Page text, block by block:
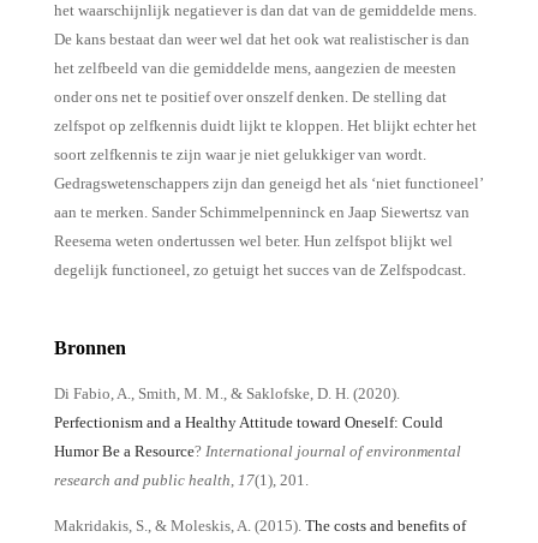
het waarschijnlijk negatiever is dan dat van de gemiddelde mens.
De kans bestaat dan weer wel dat het ook wat realistischer is dan
het zelfbeeld van die gemiddelde mens, aangezien de meesten
onder ons net te positief over onszelf denken. De stelling dat
zelfspot op zelfkennis duidt lijkt te kloppen. Het blijkt echter het
soort zelfkennis te zijn waar je niet gelukkiger van wordt.
Gedragswetenschappers zijn dan geneigd het als ‘niet functioneel’
aan te merken. Sander Schimmelpenninck en Jaap Siewertsz van
Reesema weten ondertussen wel beter. Hun zelfspot blijkt wel
degelijk functioneel, zo getuigt het succes van de Zelfspodcast.
Bronnen
Di Fabio, A., Smith, M. M., & Saklofske, D. H. (2020).
Perfectionism and a Healthy Attitude toward Oneself: Could
Humor Be a Resource? International journal of environmental
research and public health, 17(1), 201.
Makridakis, S., & Moleskis, A. (2015).The costs and benefits of